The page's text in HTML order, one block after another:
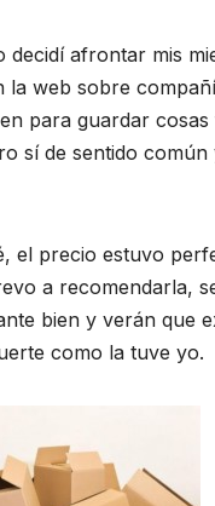
afrontar mis
web sobre
para guardar
sí de sentido
el precio estuvo
a recomendarla,
bien y verán que
como la tuve yo.